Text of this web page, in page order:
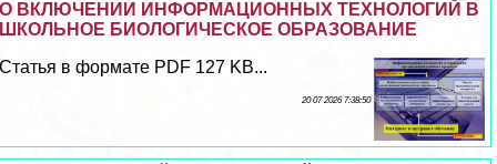
О ВКЛЮЧЕНИИ ИНФОРМАЦИОННЫХ ТЕХНОЛОГИЙ В
ШКОЛЬНОЕ БИОЛОГИЧЕСКОЕ ОБРАЗОВАНИЕ
Статья в формате PDF 127 KB...
20 07 2026 7:38:50